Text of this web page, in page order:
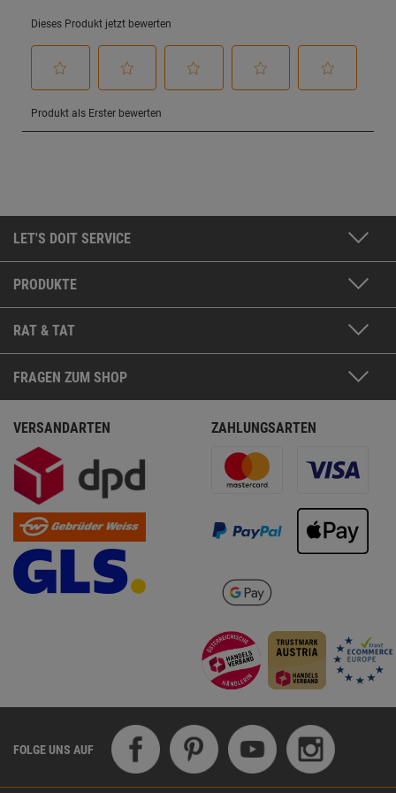
LET'S DOIT SERVICE
PRODUKTE
RAT & TAT
FRAGEN ZUM SHOP
VERSANDARTEN ZAHLUNGSARTEN
FOLGE UNS AUF